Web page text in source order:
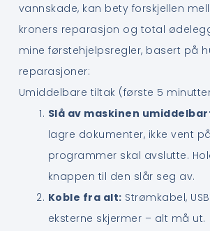
vannskade, kan bety forskjellen
kroners reparasjon og total
mine førstehjelpsregler, basert på
reparasjoner:
Umiddelbare tiltak (første 5
Slå av maskinen
lagre dokumenter, ikke vent
programmer skal avslutte.
knappen til den slår seg av.
Koble fra alt: Strømkabel,
eksterne skjermer – alt må ut.